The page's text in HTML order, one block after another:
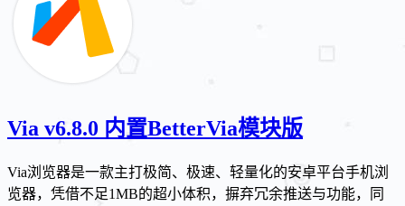
Via v6.8.0 内置BetterVia模块版
Via浏览器是一款主打极简、极速、轻量化的安卓平台手机浏
览器，凭借不足1MB的超小体积，摒弃冗余推送与功能，同